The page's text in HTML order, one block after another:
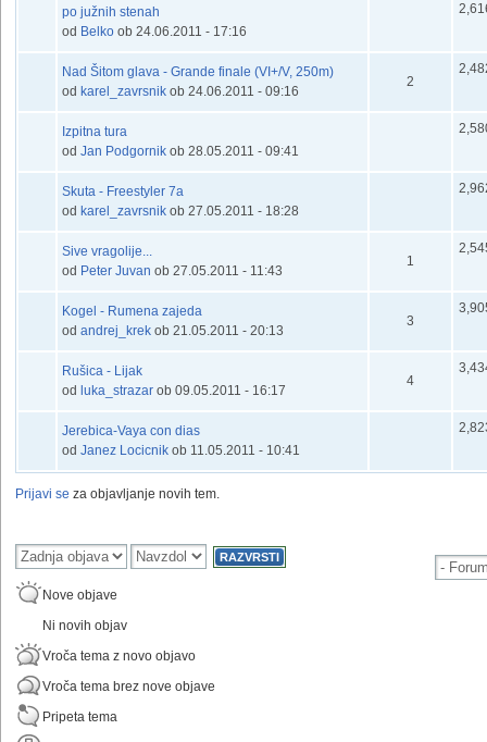
default
po južnih stenah
od Belko ob 24.06.2011 - 17:16
default
Nad Šitom glava - Grande finale (VI+/V, 250m)
od karel_zavrsnik ob 24.06.2011 - 09:16
2
default
Izpitna tura
od Jan Podgornik ob 28.05.2011 - 09:41
default
Skuta - Freestyler 7a
od karel_zavrsnik ob 27.05.2011 - 18:28
default
Sive vragolije...
od Peter Juvan ob 27.05.2011 - 11:43
1
default
Kogel - Rumena zajeda
od andrej_krek ob 21.05.2011 - 20:13
3
default
Rušica - Lijak
od luka_strazar ob 09.05.2011 - 16:17
4
default
Jerebica-Vaya con dias
od Janez Locicnik ob 11.05.2011 - 10:41
Prijavi se za objavljanje novih tem.
Nove objave
Ni novih objav
Vroča tema z novo objavo
Vroča tema brez nove objave
Pripeta tema